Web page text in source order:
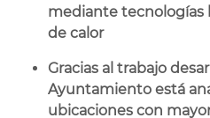
mediante tecnologías
de calor
Gracias al trabajo
Ayuntamiento está
ubicaciones con